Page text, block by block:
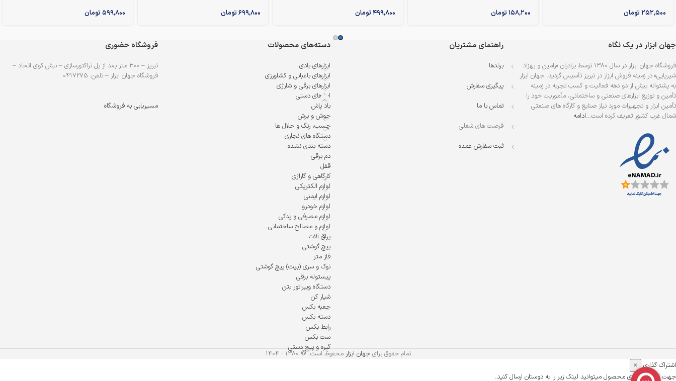
۲۵۲,۵۰۰تومان
۱۵۸,۲۰۰تومان
۴۹۹,۸۰۰تومان
۶۹۹,۸۰۰تومان
۵۹۹,۸۰۰تومان
جهان ابزار در یک نگاه
فروشگاه جهان ابزار در سال 1380 توسط برادران «رامین و بهزاد
شیرپایی» در زمینه فروش ابزار در تبریز تأسیس گردید. جهان ابزار
به پشتوانه بیش از دو دهه فعالیت و کسب تجربه در زمینه
تأمین و توزیع ابزارهای صنعتی و ساختمانی، مأموریت خود را
تأمین ابزار و تجهیزات مورد نیاز صنایع و کارگاه های صنعتی
شمال غرب کشور تعریف کرده است…ادامه
راهنمای مشتریان
برندها
پیگیری سفارش
تماس با ما
فرصت های شغلی
ثبت سفارش عمده
دسته‌های محصولات
ابزارهای بادی
ابزارهای باغبانی و کشاورزی
ابزارهای برقی و شارژی
ابزارهای دستی
باد پاش
جوش و برش
چسب، رنگ و حلال ها
دستگاه های نجاری
دسته بندی نشده
دم برقی
قفل
کارگاهی و گاراژی
لوازم الکتریکی
لوازم ایمنی
لوازم خودرو
لوازم مصرفی و یدکی
لوازم و مصالح ساختمانی
یراق آلات
پیچ گوشتی
فاز متر
نوک و سری (بیت) پیچ گوشتی
پیستوله برقی
دستگاه ویبراتور بتن
شیار کن
جعبه بکس
دسته بکس
رابط بکس
ست بکس
گیره و پیچ دستی
فروشگاه حضوری
تبریز – ۳۰۰ متر بعد از پل تراکتورسازی – نبش کوی اتحاد –
فروشگاه جهان ابزار – تلفن: 0417275
مسیریابی به فروشگاه
تمام حقوق برایجهان ابزار محفوظ است. © 1380 - 1404
اشتراک گذاری
×
جهت اشتراک گذاری محصول میتوانید لینک زیر را به دوستان ارسال کنید.